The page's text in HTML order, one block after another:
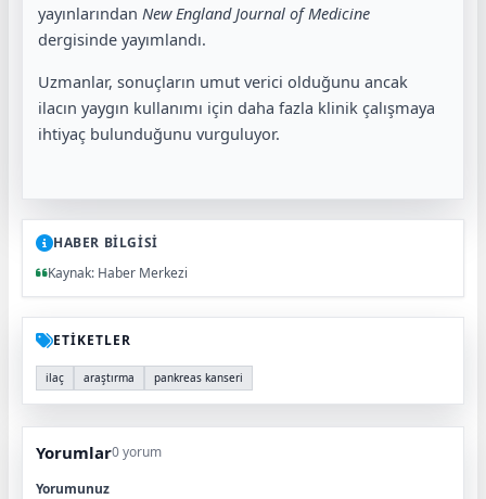
yayınlarından New England Journal of Medicine
dergisinde yayımlandı.
Uzmanlar, sonuçların umut verici olduğunu ancak
ilacın yaygın kullanımı için daha fazla klinik çalışmaya
ihtiyaç bulunduğunu vurguluyor.
HABER BİLGİSİ
Kaynak: Haber Merkezi
ETİKETLER
ilaç araştırma pankreas kanseri
Yorumlar0 yorum
Yorumunuz